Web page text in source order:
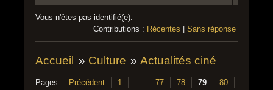
Vous n'êtes pas identifié(e).
Contributions : Récentes Sans réponse
Accueil » Culture »Actualités ciné
Pages : Précédent 1 … 77 78 79 80